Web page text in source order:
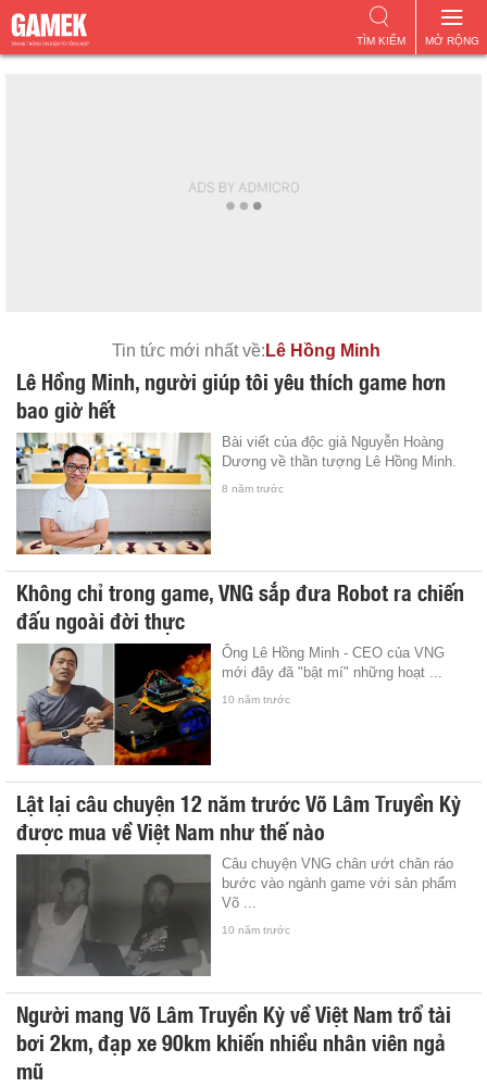
MỞ RỘNG
TÌM KIẾM
Tin tức mới nhất về: Lê Hồng Minh
Lê Hồng Minh, người giúp tôi yêu thích game hơn
bao giờ hết
Bài viết của độc giả Nguyễn Hoàng
Dương về thần tượng Lê Hồng Minh.
8 năm trước
Không chỉ trong game, VNG sắp đưa Robot ra chiến
đấu ngoài đời thực
Ông Lê Hồng Minh - CEO của VNG
mới đây đã "bật mí" những hoạt ...
10 năm trước
Lật lại câu chuyện 12 năm trước Võ Lâm Truyền Kỳ
được mua về Việt Nam như thế nào
Câu chuyện VNG chân ướt chân ráo
bước vào ngành game với sản phẩm
Võ ...
10 năm trước
Người mang Võ Lâm Truyền Kỳ về Việt Nam trổ tài
bơi 2km, đạp xe 90km khiến nhiều nhân viên ngả
mũ